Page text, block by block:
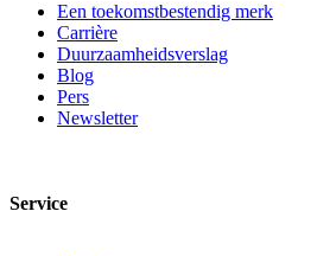
Een toekomstbestendig merk
Carrière
Duurzaamheidsverslag
Blog
Pers
Newsletter
Service